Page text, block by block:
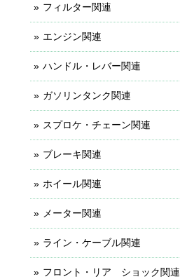
フィルター関連
エンジン関連
ハンドル・レバー関連
ガソリンタンク関連
スプロケ・チェーン関連
ブレーキ関連
ホイール関連
メーター関連
ライン・ケーブル関連
フロント・リア ショック関連